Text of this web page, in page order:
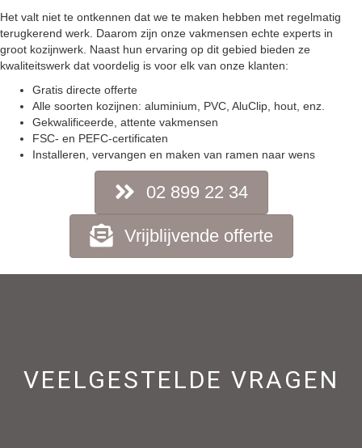
Het valt niet te ontkennen dat we te maken hebben met regelmatig
terugkerend werk. Daarom zijn onze vakmensen echte experts in
groot kozijnwerk. Naast hun ervaring op dit gebied bieden ze
kwaliteitswerk dat voordelig is voor elk van onze klanten:
Gratis directe offerte
Alle soorten kozijnen: aluminium, PVC, AluClip, hout, enz.
Gekwalificeerde, attente vakmensen
FSC- en PEFC-certificaten
Installeren, vervangen en maken van ramen naar wens
02 899 22 34
Vrijblijvende offerte
VEELGESTELDE VRAGEN